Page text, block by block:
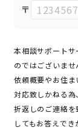
〒
本相談サポート
のではございませ
依頼概要やお住ま
対応致しかねる為
折返しのご連絡
してもお答えで